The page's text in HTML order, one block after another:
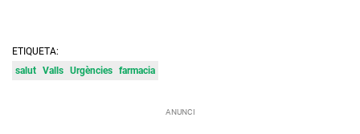
ETIQUETA:
salut Valls Urgències farmacia